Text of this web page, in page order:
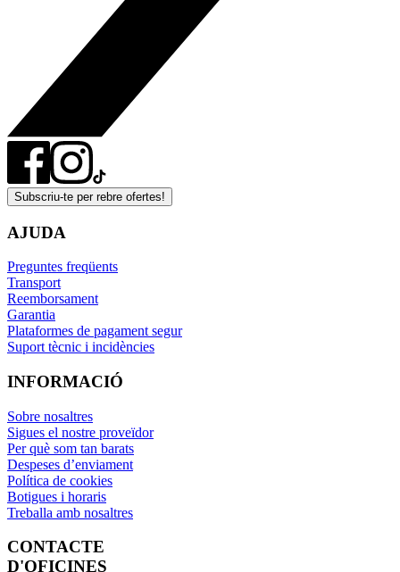
Subscriu-te per rebre ofertes!
AJUDA
Preguntes freqüents
Transport
Reemborsament
Garantia
Plataformes de pagament segur
Suport tècnic i incidències
INFORMACIÓ
Sobre nosaltres
Sigues el nostre proveïdor
Per què som tan barats
Despeses d’enviament
Política de cookies
Botigues i horaris
Treballa amb nosaltres
CONTACTE
D'OFICINES